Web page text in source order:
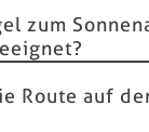
zum
Route auf